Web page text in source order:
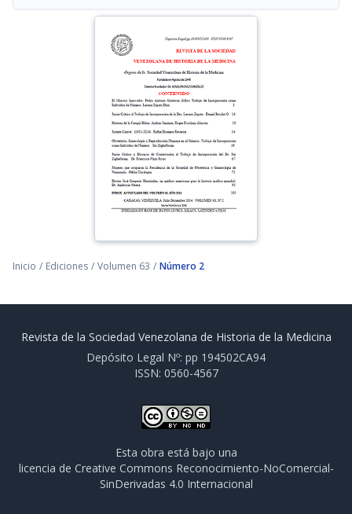
Inicio / Ediciones / Volumen 63 / Número 2
Revista de la Sociedad Venezolana de Historia de la Medicina
Depósito Legal Nº: pp 194502CA94
ISSN: 0560-4567
Esta obra está bajo una
licencia de Creative Commons Reconocimiento-NoComercial-
SinDerivadas 4.0 Internacional